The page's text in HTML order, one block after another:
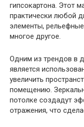
гипсокартона. Этот
практически любой
элементы,
многое другое.
Одним из трендов в
является
увеличить
помещению.
потолке создадут
отражения, что